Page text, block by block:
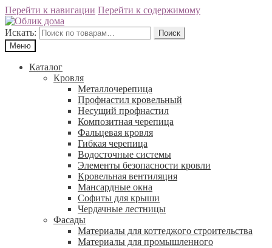
Перейти к навигации Перейти к содержимому
Искать:
Поиск
Меню
Каталог
Кровля
Металлочерепица
Профнастил кровельный
Несущий профнастил
Композитная черепица
Фальцевая кровля
Гибкая черепица
Водосточные системы
Элементы безопасности кровли
Кровельная вентиляция
Мансардные окна
Софиты для крыши
Чердачные лестницы
Фасады
Материалы для коттеджого строительства
Материалы для промышленного